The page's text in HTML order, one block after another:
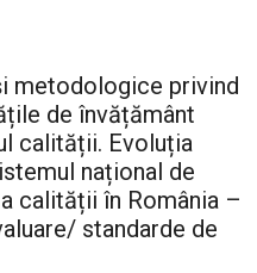
metodologice privind
de învățământ
calității. Evoluția
național de
calității în România –
standarde de